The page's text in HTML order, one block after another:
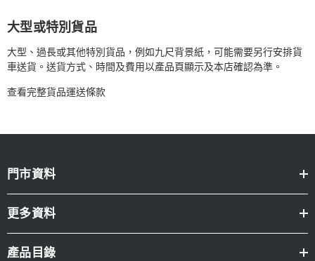
大型或特別貨品
大型、過長或其他特別貨品，例如九尺背景紙，可能需要另行安排貨
車送貨。送貨方式、時間及費用以產品頁顯示及本店確認為準。
查看完整貨品運送條款
門市資料
更多資料
產品目錄